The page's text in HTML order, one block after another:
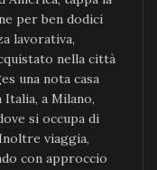
per ben dodici
lavorativa,
nella città
una nota casa
a Milano,
si occupa di
viaggia,
con approccio